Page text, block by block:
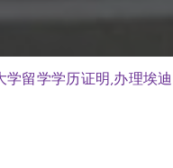
留学学历证明,办理埃迪